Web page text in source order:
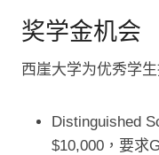
奖学金机会
西崖大学为优秀学
Distinguished
$10,000，要求